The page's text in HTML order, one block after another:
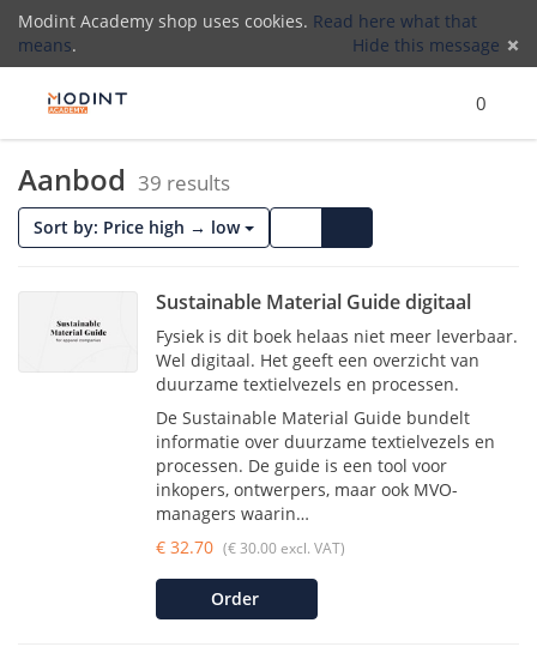
Modint Academy shop uses cookies. Read here what that
means. Hide this message
Menu SearchCart
0
Aanbod 39 results
Sort by: Price high → low
Sustainable Material Guide digitaal
Fysiek is dit boek helaas niet meer leverbaar.
Wel digitaal. Het geeft een overzicht van
duurzame textielvezels en processen.
De Sustainable Material Guide bundelt
informatie over duurzame textielvezels en
processen. De guide is een tool voor
inkopers, ontwerpers, maar ook MVO-
managers waarin…
€ 32.70 (€ 30.00 excl. VAT)
Order